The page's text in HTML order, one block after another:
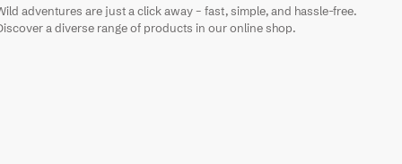
adventures are just a click away – fast, simple, and hassle-free.
a diverse range of products in our online shop.